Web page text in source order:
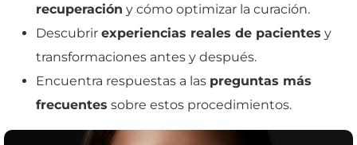
recuperación y cómo optimizar la curación.
Descubrir experiencias reales de pacientes y
transformaciones antes y después.
Encuentra respuestas a las preguntas más
frecuentes sobre estos procedimientos.